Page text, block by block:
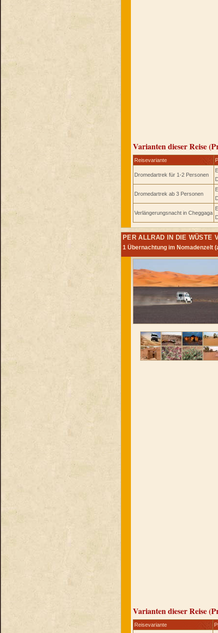
Varianten dieser Reise
Reisevariante
Dromedartrek für 1-2 Personen
Dromedartrek ab 3 Personen
Verlängerungsnacht in Cheggaga
PER ALLRAD IN DIE WÜSTE
1 Übernachtung im Nomadenzelt
Varianten dieser Reise
Reisevariante